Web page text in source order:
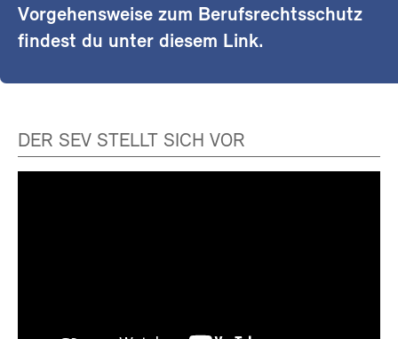
Vorgehensweise zum Berufsrechtsschutz
findest du unter diesem Link.
DER SEV STELLT SICH VOR